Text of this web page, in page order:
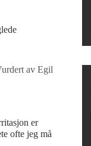
av Egil
er
ofte jeg må